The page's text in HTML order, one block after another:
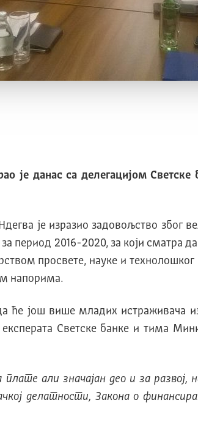
је данас са делегацијом Светске
је изразио задовољство због
период 2016-2020, за који сматра
просвете, науке и
напорима.
још више младих истраживача
Светске банке и тима
али значајан део и за развој,
делатности, Закона о